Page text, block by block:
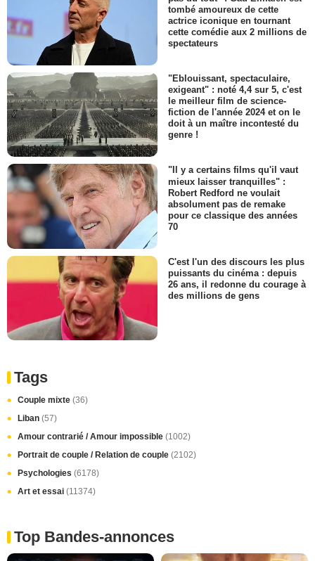
tombé amoureux de cette
actrice iconique en tournant
cette comédie aux 2 millions de
spectateurs
"Eblouissant, spectaculaire,
exigeant" : noté 4,4 sur 5, c'est
le meilleur film de science-
fiction de l'année 2024 et on le
doit à un maître incontesté du
genre !
"Il y a certains films qu'il vaut
mieux laisser tranquilles" :
Robert Redford ne voulait
absolument pas de remake
pour ce classique des années
70
C'est l'un des discours les plus
puissants du cinéma : depuis
26 ans, il redonne du courage à
des millions de gens
Tags
Couple mixte (36)
Liban (57)
Amour contrarié / Amour impossible (1002)
Portrait de couple / Relation de couple (2102)
Psychologies (6178)
Art et essai (11374)
Top Bandes-annonces